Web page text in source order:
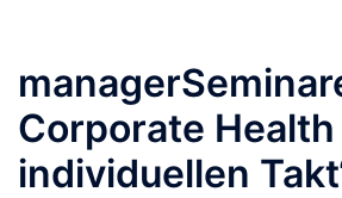
Corporate Health
individuellen